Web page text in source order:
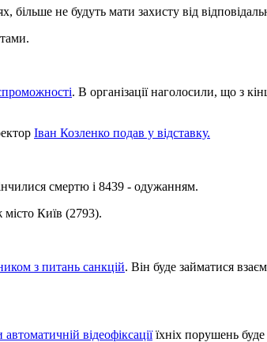
не будуть мати захисту від
. В організації наголосили, що з
Іван Козленко подав у відставку.
смертю і 8439 - одужанням.
місто Київ (2793).
з питань санкцій. Він буде займатися
відеофіксаціїїхніх порушень буде